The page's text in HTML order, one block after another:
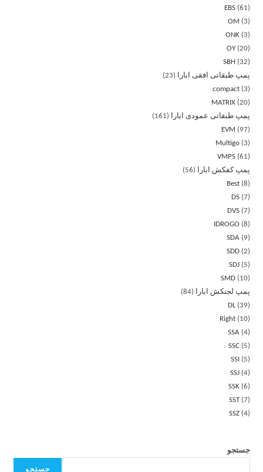
EBS 61
OM
3
ONK 3
OY 20
SBH
32
پمپ طبقاتی افقی ابارا
23
compact 3
MATRIX 20
پمپ طبقاتی عمودی ابارا
161
EVM
97
Multigo 3
VMPS 61
پمپ کفکش ابارا
56
Best 8
DS 7
DVS 7
IDROGO
8
SDA
9
SDD 2
SDJ
5
SMD
10
پمپ لجنکش ابارا
84
DL 39
Right
10
SSA 4
SSC
5
SSI
5
SSJ 4
SSK 6
SST 7
SSZ 4
جستجو
جستجو